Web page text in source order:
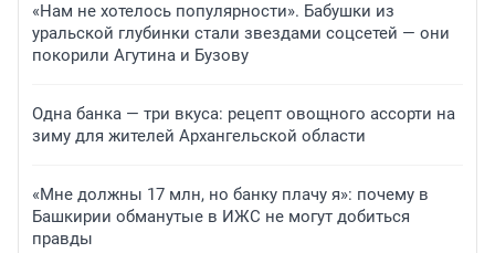
«Нам не хотелось популярности». Бабушки из
уральской глубинки стали звездами соцсетей — они
покорили Агутина и Бузову
Одна банка — три вкуса: рецепт овощного ассорти на
зиму для жителей Архангельской области
«Мне должны 17 млн, но банку плачу я»: почему в
Башкирии обманутые в ИЖС не могут добиться
правды